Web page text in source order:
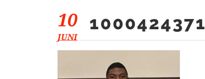
10
JUNI
1000424371